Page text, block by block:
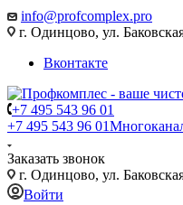
info@profcomplex.pro
г. Одинцово, ул.
Вконтакте
+7 495 543 96 01
+7 495 543 96 01
Заказать звонок
г. Одинцово, ул.
Войти